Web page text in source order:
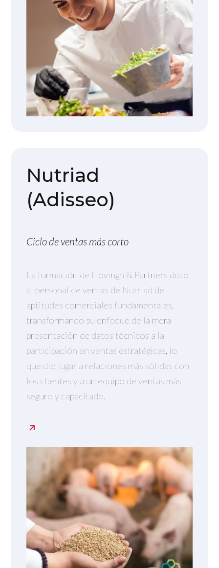
Nutriad
(Adisseo)
Ciclo de ventas más corto
La formación de Hovingh & Partners dotó
al personal de ventas de Nutriad de
aptitudes comerciales fundamentales,
transformando su enfoque de la mera
presentación de datos técnicos a la
participación en ventas estratégicas, lo
que dio lugar a relaciones más sólidas con
los clientes y a un equipo de ventas más
seguro y capacitado.